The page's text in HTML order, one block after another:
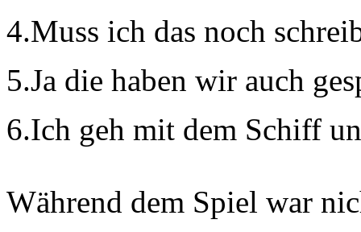
4.Muss ich das noch
5.Ja die haben wir auch
6.Ich geh mit dem Schiff
Während dem Spiel war